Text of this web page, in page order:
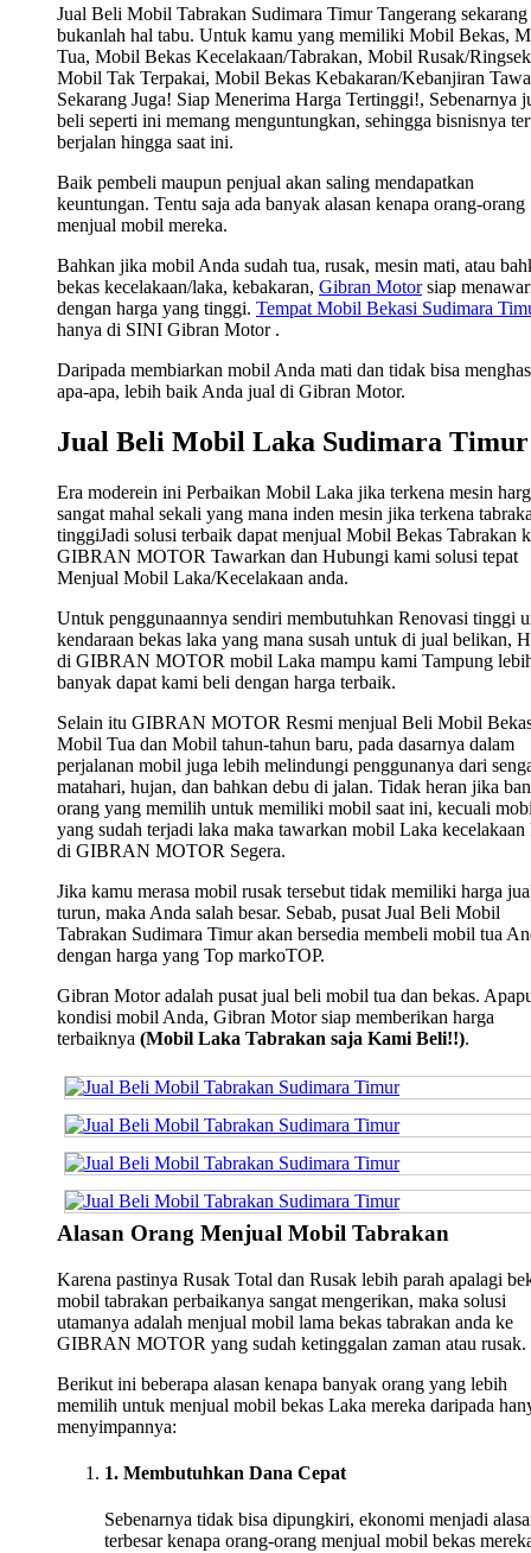
Jual Beli Mobil Tabrakan Sudimara Timur Tangerang
bukanlah hal tabu. Untuk kamu yang memiliki Mobil Bekas,
Tua, Mobil Bekas Kecelakaan/Tabrakan, Mobil Rusak/
Mobil Tak Terpakai, Mobil Bekas Kebakaran/Kebanjiran
Sekarang Juga! Siap Menerima Harga Tertinggi!, Sebenarnya
beli seperti ini memang menguntungkan, sehingga bisnisnya
berjalan hingga saat ini.
Baik pembeli maupun penjual akan saling mendapatkan
keuntungan. Tentu saja ada banyak alasan kenapa orang-orang
menjual mobil mereka.
Bahkan jika mobil Anda sudah tua, rusak, mesin mati, atau
bekas kecelakaan/laka, kebakaran, Gibran Motorsiap
dengan harga yang tinggi. Tempat Mobil Bekasi Sudimara
hanya di SINI Gibran Motor .
Daripada membiarkan mobil Anda mati dan tidak bisa
apa-apa, lebih baik Anda jual di Gibran Motor.
Jual Beli Mobil Laka Sudimara Timur
Era moderein ini Perbaikan Mobil Laka jika terkena mesin
sangat mahal sekali yang mana inden mesin jika terkena
tinggiJadi solusi terbaik dapat menjual Mobil Bekas Tabrakan
GIBRAN MOTOR Tawarkan dan Hubungi kami solusi tepat
Menjual Mobil Laka/Kecelakaan anda.
Untuk penggunaannya sendiri membutuhkan Renovasi tinggi
kendaraan bekas laka yang mana susah untuk di jual belikan,
di GIBRAN MOTOR mobil Laka mampu kami Tampung
banyak dapat kami beli dengan harga terbaik.
Selain itu GIBRAN MOTOR Resmi menjual Beli Mobil
Mobil Tua dan Mobil tahun-tahun baru, pada dasarnya dalam
perjalanan mobil juga lebih melindungi penggunanya dari
matahari, hujan, dan bahkan debu di jalan. Tidak heran jika
orang yang memilih untuk memiliki mobil saat ini, kecuali
yang sudah terjadi laka maka tawarkan mobil Laka kecelakaan
di GIBRAN MOTOR Segera.
Jika kamu merasa mobil rusak tersebut tidak memiliki harga
turun, maka Anda salah besar. Sebab, pusat Jual Beli Mobil
Tabrakan Sudimara Timur akan bersedia membeli mobil tua
dengan harga yang Top markoTOP.
Gibran Motor adalah pusat jual beli mobil tua dan bekas.
kondisi mobil Anda, Gibran Motor siap memberikan harga
terbaiknya (Mobil Laka Tabrakan saja Kami Beli!!).
Alasan Orang Menjual Mobil Tabrakan
Karena pastinya Rusak Total dan Rusak lebih parah apalagi
mobil tabrakan perbaikanya sangat mengerikan, maka solusi
utamanya adalah menjual mobil lama bekas tabrakan anda ke
GIBRAN MOTOR yang sudah ketinggalan zaman atau rusak.
Berikut ini beberapa alasan kenapa banyak orang yang lebih
memilih untuk menjual mobil bekas Laka mereka daripada
menyimpannya:
1. Membutuhkan Dana Cepat
Sebenarnya tidak bisa dipungkiri, ekonomi menjadi
terbesar kenapa orang-orang menjual mobil bekas